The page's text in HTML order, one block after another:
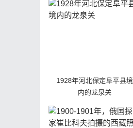
1928年河北保定阜平县境
内的龙泉关